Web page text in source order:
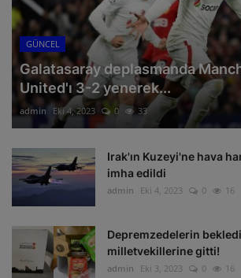
GÜNCEL
Galatasaray deplasmanda
United'ı 3-2 yenerek...
admin Eki 4, 2023 0 33
Irak'ın Kuzeyi'ne hava
imha edildi
admin Eki 4, 2023 0 16
Depremzedelerin
milletvekillerine gitti!
admin Eki 3, 2023 0 16